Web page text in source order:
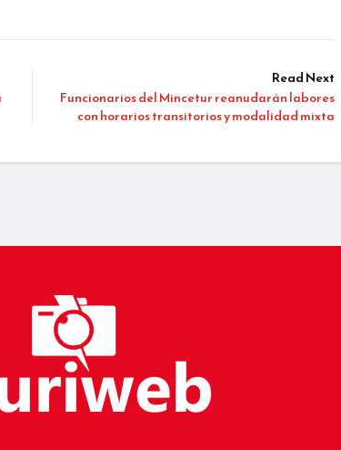
Read Next
Funcionarios del Mincetur reanudarán labores
con horarios transitorios y modalidad mixta